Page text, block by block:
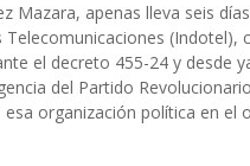
Mazara, apenas lleva seis
(Indotel),
el decreto 455-24 y desde
del Partido
organización política en el